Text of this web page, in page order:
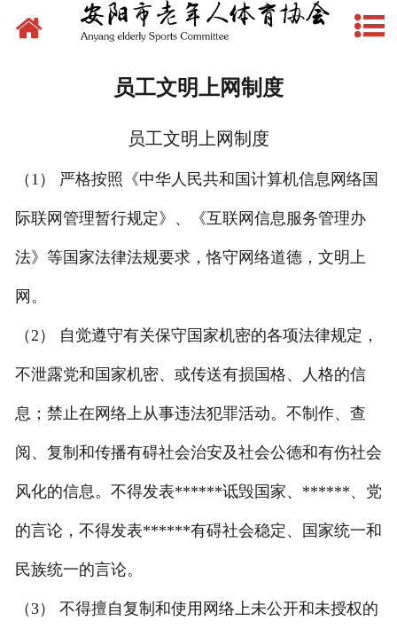
网站首页
场地建设
先锋典型
体育文化
员工文明上网制度
员工文明上网制度
（1） 严格按照《中华人民共和国计算机信息网络国
际联网管理暂行规定》、《互联网信息服务管理办
法》等国家法律法规要求，恪守网络道德，文明上
网。
（2） 自觉遵守有关保守国家机密的各项法律规定，
不泄露党和国家机密、或传送有损国格、人格的信
息；禁止在网络上从事违法犯罪活动。不制作、查
阅、复制和传播有碍社会治安及社会公德和有伤社会
风化的信息。不得发表******诋毁国家、******、党
的言论，不得发表******有碍社会稳定、国家统一和
民族统一的言论。
（3） 不得擅自复制和使用网络上未公开和未授权的